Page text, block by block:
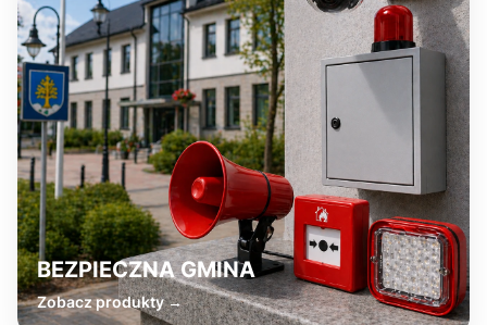
BEZPIECZNA GMINA
Zobacz produkty